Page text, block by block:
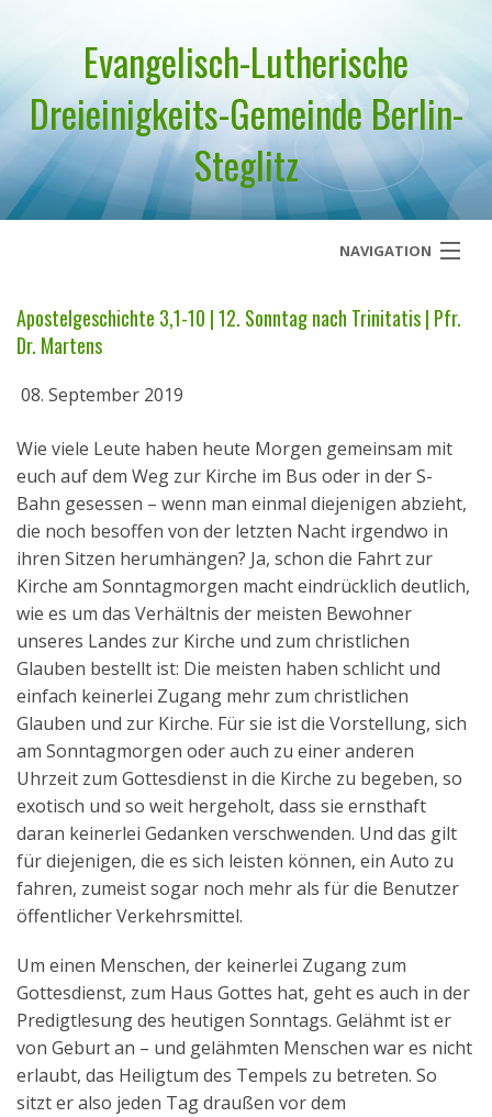
Evangelisch-Lutherische
Dreieinigkeits-Gemeinde Berlin-
Steglitz
NAVIGATION
Über uns
Geistliches Wort
Termine
Aktuelles
Kontakt
English
Apostelgeschichte 3,1-10 | 12. Sonntag nach Trinitatis | Pfr.
Dr. Martens
08. September 2019
Wie viele Leute haben heute Morgen gemeinsam mit
euch auf dem Weg zur Kirche im Bus oder in der S-
Bahn gesessen – wenn man einmal diejenigen abzieht,
die noch besoffen von der letzten Nacht irgendwo in
ihren Sitzen herumhängen? Ja, schon die Fahrt zur
Kirche am Sonntagmorgen macht eindrücklich deutlich,
wie es um das Verhältnis der meisten Bewohner
unseres Landes zur Kirche und zum christlichen
Glauben bestellt ist: Die meisten haben schlicht und
einfach keinerlei Zugang mehr zum christlichen
Glauben und zur Kirche. Für sie ist die Vorstellung, sich
am Sonntagmorgen oder auch zu einer anderen
Uhrzeit zum Gottesdienst in die Kirche zu begeben, so
exotisch und so weit hergeholt, dass sie ernsthaft
daran keinerlei Gedanken verschwenden. Und das gilt
für diejenigen, die es sich leisten können, ein Auto zu
fahren, zumeist sogar noch mehr als für die Benutzer
öffentlicher Verkehrsmittel.
Um einen Menschen, der keinerlei Zugang zum
Gottesdienst, zum Haus Gottes hat, geht es auch in der
Predigtlesung des heutigen Sonntags. Gelähmt ist er
von Geburt an – und gelähmten Menschen war es nicht
erlaubt, das Heiligtum des Tempels zu betreten. So
sitzt er also jeden Tag draußen vor dem